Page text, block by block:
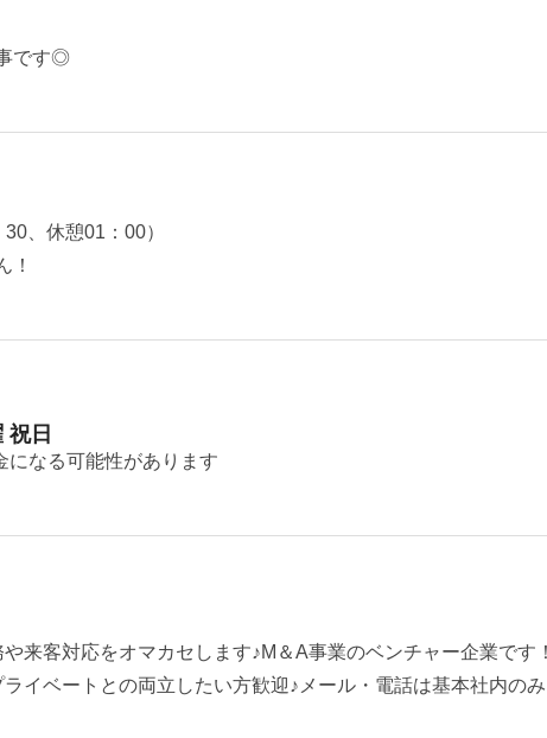
です◎
、休憩01：00）
！
祝日
になる可能性があります
来客対応をオマカセします♪M＆A事業のベンチャー企業で
イベートとの両立したい方歓迎♪メール・電話は基本社内の